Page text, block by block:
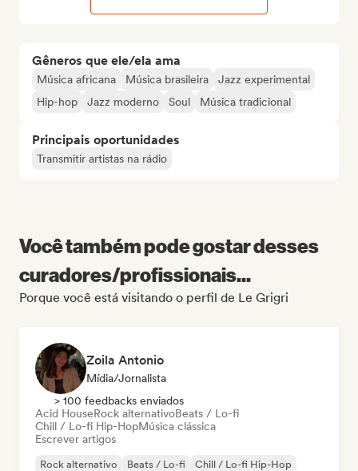
Gêneros que ele/ela ama
Música africana Música brasileira
Jazz experimental
Hip-hop
Jazz moderno Soul Música tradicional
Principais oportunidades
Transmitir artistas na rádio
Você também pode gostar desses
curadores/profissionais...
Porque você está visitando o perfil de Le Grigri
Zoila Antonio
Mídia/Jornalista
> 100 feedbacks enviados
Acid HouseRock alternativoBeats / Lo-fi
Chill / Lo-fi Hip-HopMúsica clássica
Escrever artigos
Rock alternativo Beats / Lo-fi
Chill / Lo-fi Hip-Hop